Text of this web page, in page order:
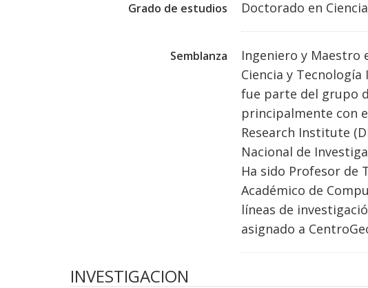
Grado de estudios Doctorado en
Semblanza
Ingeniero y Maestro
Ciencia y
fue parte del grupo
principalmente con
Research Institute
Nacional de
Ha sido Profesor de
Académico de
líneas de
asignado a
INVESTIGACION